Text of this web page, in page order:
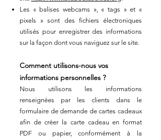
Les « balises webcams », « tags » et «
pixels » sont des fichiers électroniques
utilisés pour enregistrer des informations
sur la façon dont vous naviguez sur le site.
Comment utilisons-nous vos
informations personnelles ?
Nous utilisons les informations
renseignées par les clients dans le
formulaire de demande de cartes cadeaux
afin de créer la carte cadeau en format
PDF ou papier, conformément à la